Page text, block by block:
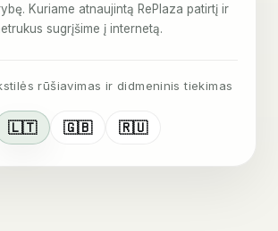
Kuriame atnaujintą RePlaza patirtį ir
sugrįšime į internetą.
rūšiavimas ir didmeninis tiekimas
🇱🇹 🇬🇧 🇷🇺